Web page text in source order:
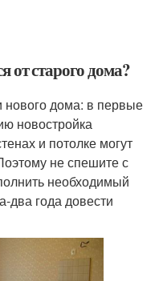
от старого дома?
дома: в первые
новостройка
и потолке могут
не спешите с
необходимый
два года довести